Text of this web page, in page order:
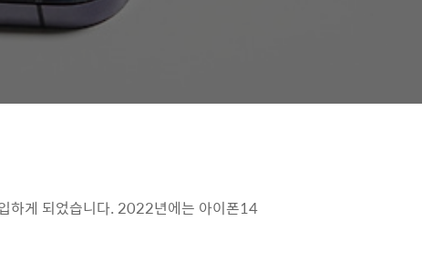
하게 되었습니다. 2022년에는 아이폰14